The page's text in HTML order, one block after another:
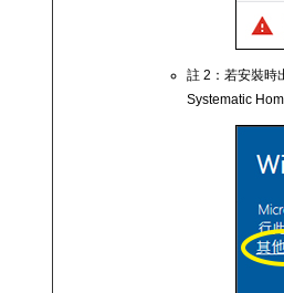
註 2：若安裝時
Systematic